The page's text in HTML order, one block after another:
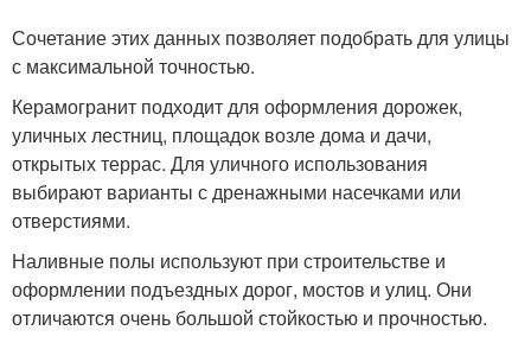
Сочетание этих данных позволяет подобрать для улицы
с максимальной точностью.
Керамогранит подходит для оформления дорожек,
уличных лестниц, площадок возле дома и дачи,
открытых террас. Для уличного использования
выбирают варианты с дренажными насечками или
отверстиями.
Наливные полы используют при строительстве и
оформлении подъездных дорог, мостов и улиц. Они
отличаются очень большой стойкостью и прочностью.